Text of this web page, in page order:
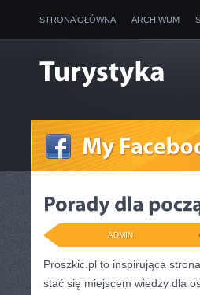
STRONA GŁÓWNA ARCHIWUM
ADMIN
Proszkic.pl to inspirująca
stać się miejscem wiedzy dla